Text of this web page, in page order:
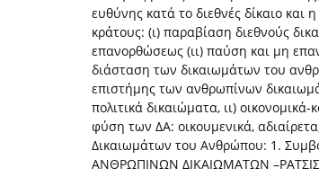
ευθύνης κατά το διεθνές δίκαιο και
κράτους: (ι) παραβίαση διεθνούς
επανορθώσεως (ιι) παύση και μη
διάσταση των δικαιωμάτων του
επιστήμης των ανθρωπίνων
πολιτικά δικαιώματα, ιι)
φύση των ΔΑ: οικουμενικά,
Δικαιωμάτων του Ανθρώπου: 1.
ΑΝΘΡΩΠΙΝΩΝ ΔΙΚΑΙΩΜΑΤΩΝ